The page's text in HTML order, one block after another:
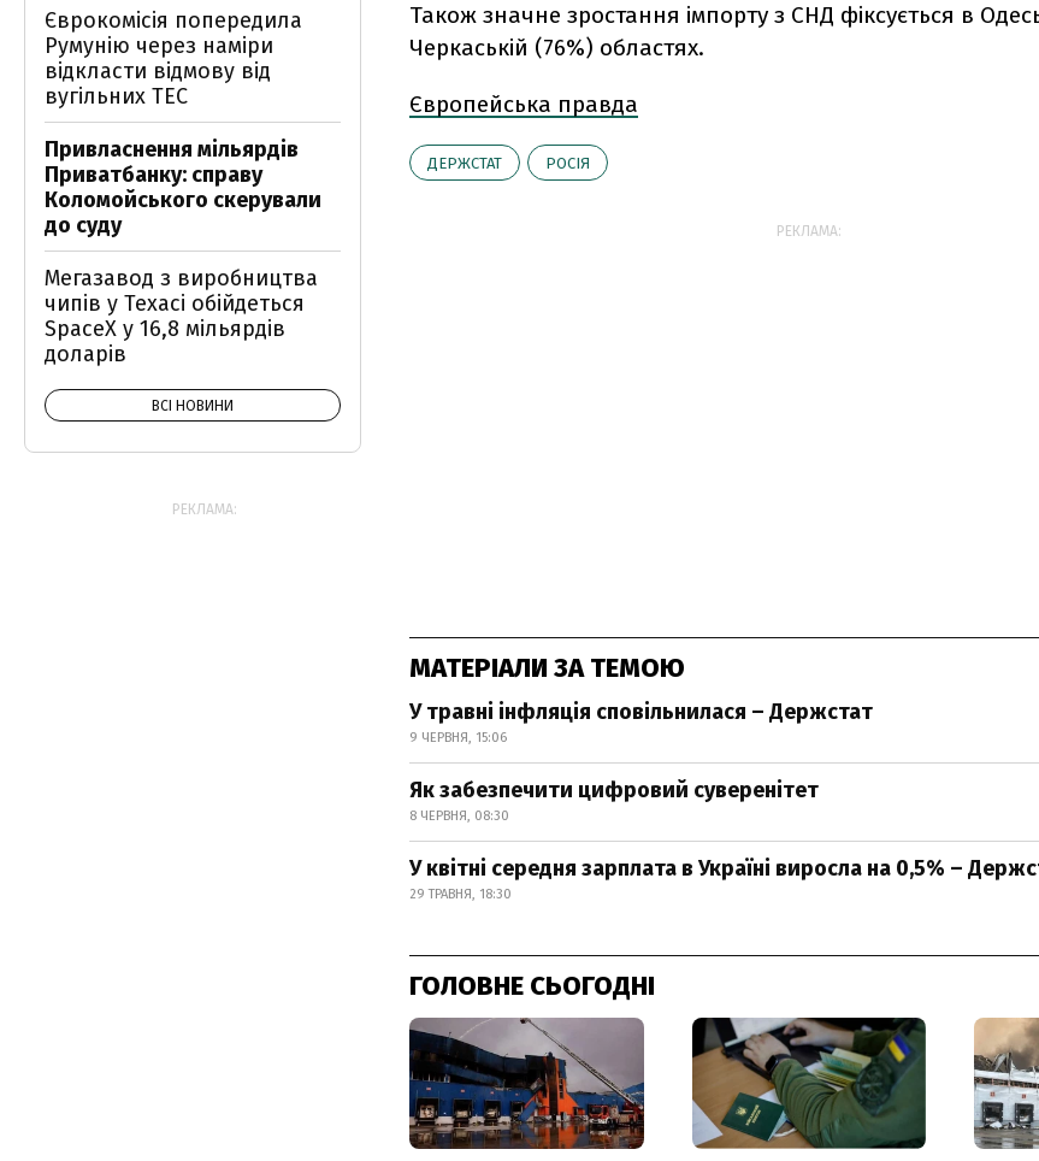
Також значне зростання імпорту з СНД фіксується в
Черкаській (76%) областях.
Європейська правда
ДЕРЖСТАТ РОСІЯ
РЕКЛАМА:
МАТЕРІАЛИ ЗА ТЕМОЮ
У травні інфляція сповільнилася – Держстат
9 ЧЕРВНЯ, 15:06
Як забезпечити цифровий суверенітет
8 ЧЕРВНЯ, 08:30
У квітні середня зарплата в Україні виросла на 0,5% –
29 ТРАВНЯ, 18:30
ГОЛОВНЕ СЬОГОДНІ
Єврокомісія попередила
Румунію через наміри
відкласти відмову від
вугільних ТЕС
Привласнення мільярдів
Приватбанку: справу
Коломойського скерували
до суду
Мегазавод з виробництва
чипів у Техасі обійдеться
SpaceX у 16,8 мільярдів
доларів
ВСІ НОВИНИ
РЕКЛАМА: